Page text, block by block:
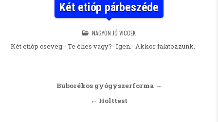
Két etióp párbeszéde
POSTED IN
NAGYON JÓ VICCEK
Két etióp cseveg:- Te éhes vagy?- Igen.- Akkor falatozzunk.
Bejegyzés navigáció
Buborékos gyógyszerforma →
← Holttest